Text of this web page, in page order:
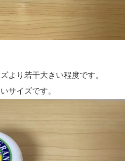
より若干大きい程度です。
サイズです。